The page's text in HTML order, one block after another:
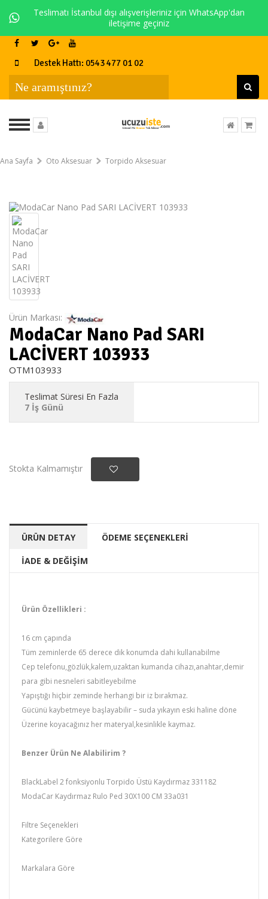
Teslimatı İstanbul dışı alışverişleriniz için WhatsApp'dan
iletişime geçiniz
Destek Hattı: 0543 477 01 02
Ana Sayfa Oto Aksesuar Torpido Aksesuar
Ürün Markası:
ModaCar Nano Pad SARI
LACİVERT 103933
OTM103933
Teslimat Süresi En Fazla
7 İş Günü
Stokta Kalmamıştır
ÜRÜN DETAY ÖDEME SEÇENEKLERİ
İADE & DEĞİŞİM
Ürün Özellikleri :
16 cm çapında
Tüm zeminlerde 65 derece dik konumda dahi kullanabilme
Cep telefonu,gözlük,kalem,uzaktan kumanda cihazı,anahtar,demir
para gibi nesneleri sabitleyebilme
Yapıştığı hiçbir zeminde herhangi bir iz bırakmaz.
Gücünü kaybetmeye başlayabilir – suda yıkayın eski haline döne
Üzerine koyacağınız her materyal,kesinlikle kaymaz.
Benzer Ürün Ne Alabilirim ?
BlackLabel 2 fonksiyonlu Torpido Üstü Kaydırmaz 331182
ModaCar Kaydırmaz Rulo Ped 30X100 CM 33a031
Filtre Seçenekleri
Kategorilere Göre
Markalara Göre